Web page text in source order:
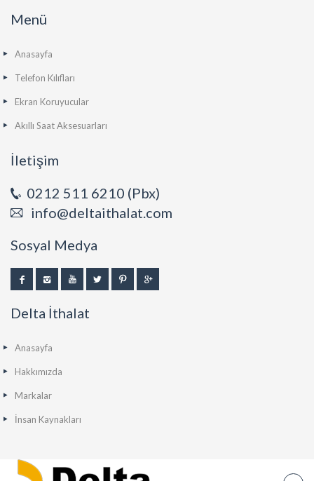
Menü
Anasayfa
Telefon Kılıfları
Ekran Koruyucular
Akıllı Saat Aksesuarları
İletişim
0212 511 6210 (Pbx)
info@deltaithalat.com
Sosyal Medya
Delta İthalat
Anasayfa
Hakkımızda
Markalar
İnsan Kaynakları